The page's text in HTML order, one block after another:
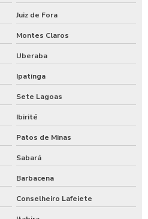
Juiz de Fora
Montes Claros
Uberaba
Ipatinga
Sete Lagoas
Ibirité
Patos de Minas
Sabará
Barbacena
Conselheiro Lafeiete